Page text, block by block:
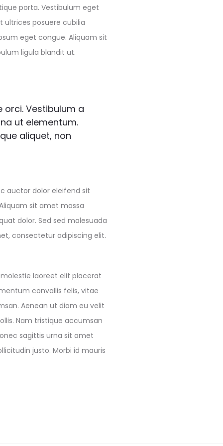
porta. Vestibulum eget
ultrices posuere cubilia
eget congue. Aliquam sit
ligula blandit ut.
orci. Vestibulum a
ut elementum.
aliquet, non
auctor dolor eleifend sit
sit amet massa
dolor. Sed sed malesuada
consectetur adipiscing elit.
laoreet elit placerat
convallis felis, vitae
Aenean ut diam eu velit
Nam tristique accumsan
sagittis urna sit amet
justo. Morbi id mauris